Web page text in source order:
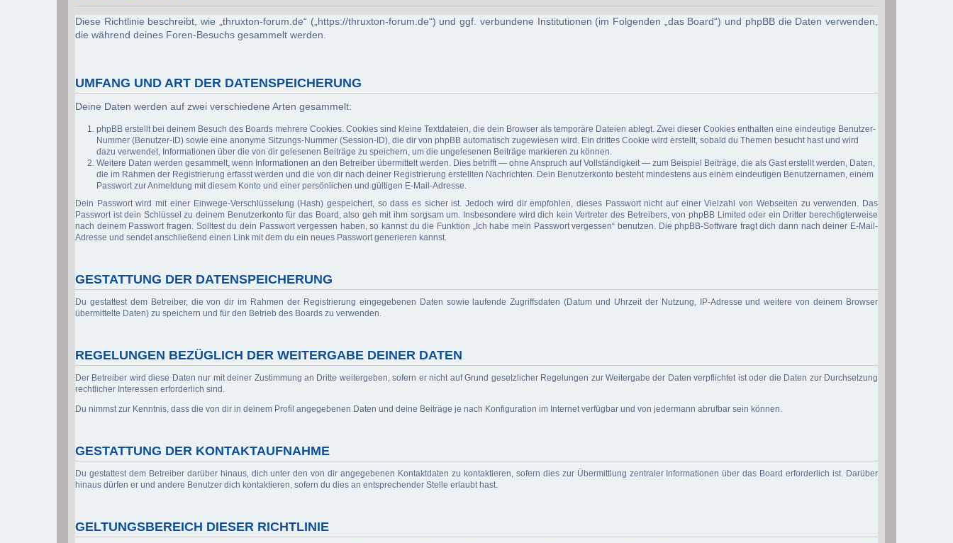
Diese Richtlinie beschreibt, wie „thruxton-forum.de“ („https://thruxton-forum.de“) und ggf. verbundene Institutionen (im Folgenden „das Board“) und phpBB die Daten verwenden,
die während deines Foren-Besuchs gesammelt werden.
UMFANG UND ART DER DATENSPEICHERUNG
Deine Daten werden auf zwei verschiedene Arten gesammelt:
phpBB erstellt bei deinem Besuch des Boards mehrere Cookies. Cookies sind kleine Textdateien, die dein Browser als temporäre Dateien ablegt. Zwei dieser Cookies enthalten eine eindeutige Benutzer-
Nummer (Benutzer-ID) sowie eine anonyme Sitzungs-Nummer (Session-ID), die dir von phpBB automatisch zugewiesen wird. Ein drittes Cookie wird erstellt, sobald du Themen besucht hast und wird
dazu verwendet, Informationen über die von dir gelesenen Beiträge zu speichern, um die ungelesenen Beiträge markieren zu können.
Weitere Daten werden gesammelt, wenn Informationen an den Betreiber übermittelt werden. Dies betrifft — ohne Anspruch auf Vollständigkeit — zum Beispiel Beiträge, die als Gast erstellt werden, Daten,
die im Rahmen der Registrierung erfasst werden und die von dir nach deiner Registrierung erstellten Nachrichten. Dein Benutzerkonto besteht mindestens aus einem eindeutigen Benutzernamen, einem
Passwort zur Anmeldung mit diesem Konto und einer persönlichen und gültigen E-Mail-Adresse.
Dein Passwort wird mit einer Einwege-Verschlüsselung (Hash) gespeichert, so dass es sicher ist. Jedoch wird dir empfohlen, dieses Passwort nicht auf einer Vielzahl von Webseiten zu verwenden. Das
Passwort ist dein Schlüssel zu deinem Benutzerkonto für das Board, also geh mit ihm sorgsam um. Insbesondere wird dich kein Vertreter des Betreibers, von phpBB Limited oder ein Dritter berechtigterweise
nach deinem Passwort fragen. Solltest du dein Passwort vergessen haben, so kannst du die Funktion „Ich habe mein Passwort vergessen“ benutzen. Die phpBB-Software fragt dich dann nach deiner E-Mail-
Adresse und sendet anschließend einen Link mit dem du ein neues Passwort generieren kannst.
GESTATTUNG DER DATENSPEICHERUNG
Du gestattest dem Betreiber, die von dir im Rahmen der Registrierung eingegebenen Daten sowie laufende Zugriffsdaten (Datum und Uhrzeit der Nutzung, IP-Adresse und weitere von deinem Browser
übermittelte Daten) zu speichern und für den Betrieb des Boards zu verwenden.
REGELUNGEN BEZÜGLICH DER WEITERGABE DEINER DATEN
Der Betreiber wird diese Daten nur mit deiner Zustimmung an Dritte weitergeben, sofern er nicht auf Grund gesetzlicher Regelungen zur Weitergabe der Daten verpflichtet ist oder die Daten zur Durchsetzung
rechtlicher Interessen erforderlich sind.
Du nimmst zur Kenntnis, dass die von dir in deinem Profil angegebenen Daten und deine Beiträge je nach Konfiguration im Internet verfügbar und von jedermann abrufbar sein können.
GESTATTUNG DER KONTAKTAUFNAHME
Du gestattest dem Betreiber darüber hinaus, dich unter den von dir angegebenen Kontaktdaten zu kontaktieren, sofern dies zur Übermittlung zentraler Informationen über das Board erforderlich ist. Darüber
hinaus dürfen er und andere Benutzer dich kontaktieren, sofern du dies an entsprechender Stelle erlaubt hast.
GELTUNGSBEREICH DIESER RICHTLINIE